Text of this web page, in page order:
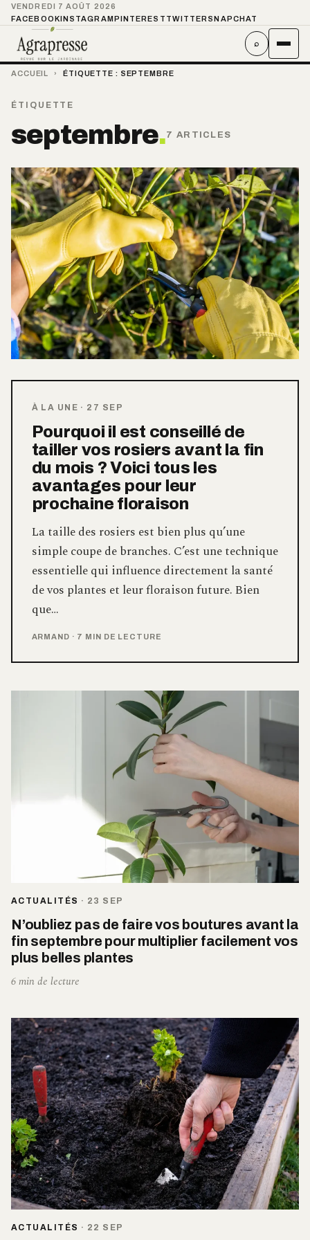
VENDREDI 7 AOÛT 2026
FACEBOOKINSTAGRAMPINTEREST TWITTER SNAPCHAT
⌕
ACCUEIL › ÉTIQUETTE : SEPTEMBRE
ÉTIQUETTE
septembre.7 ARTICLES
À LA UNE · 27 SEP
Pourquoi il est conseillé de
tailler vos rosiers avant la fin
du mois ? Voici tous les
avantages pour leur
prochaine floraison
La taille des rosiers est bien plus qu’une
simple coupe de branches. C’est une technique
essentielle qui influence directement la santé
de vos plantes et leur floraison future. Bien
que…
ARMAND · 7 MIN DE LECTURE
ACTUALITÉS · 23 SEP
N’oubliez pas de faire vos boutures avant la
fin septembre pour multiplier facilement vos
plus belles plantes
6 min de lecture
ACTUALITÉS · 22 SEP